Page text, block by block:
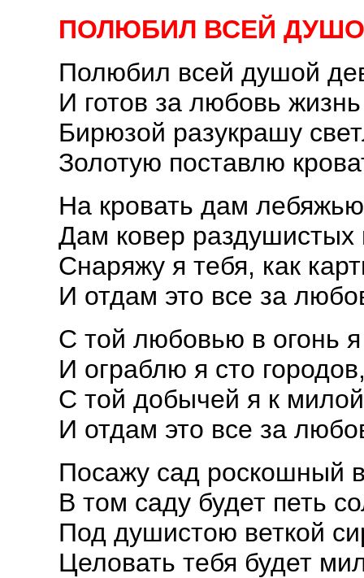
ПОЛЮБИЛ ВСЕЙ
Полюбил всей душой
И готов за любовь
Бирюзой разукрашу
Золотую поставлю
На кровать дам
Дам ковер раздушистых
Снаряжу я тебя, как
И отдам это все за
С той любовью в огонь я
И ограблю я сто
С той добычей я к
И отдам это все за
Посажу сад роскошный
В том саду будет петь
Под душистою веткой
Целовать тебя будет